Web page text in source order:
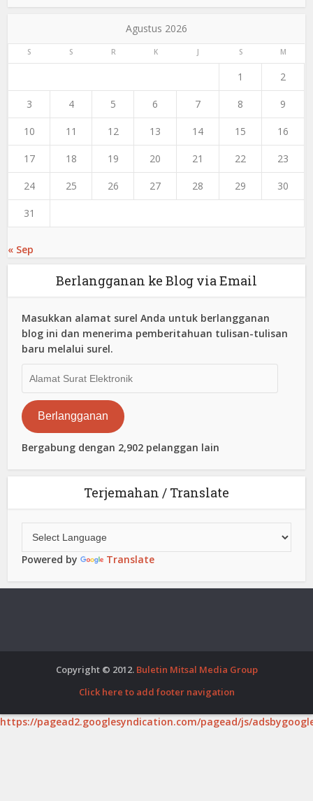
Agustus 2026
S S R K J S M
1 2
3 4 5 6 7 8 9
10 11 12 13 14 15 16
17 18 19 20 21 22 23
24 25 26 27 28 29 30
31
« Sep
Berlangganan ke Blog via Email
Masukkan alamat surel Anda untuk berlangganan
blog ini dan menerima pemberitahuan tulisan-tulisan
baru melalui surel.
Surat
Elektronik
Berlangganan
Bergabung dengan 2,902 pelanggan lain
Terjemahan / Translate
Powered by Translate
Copyright © 2012. Buletin Mitsal Media Group
Click here to add footer navigation
https://pagead2.googlesyndication.com/pagead/js/